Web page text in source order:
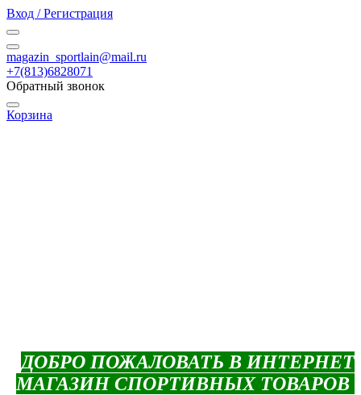
Вход / Регистрация
magazin_sportlain@mail.ru
+7(813)6828071
Обратный звонок
Корзина
ДОБРО ПОЖАЛОВАТЬ В ИНТЕРНЕТ
МАГАЗИН СПОРТИВНЫХ ТОВАРОВ